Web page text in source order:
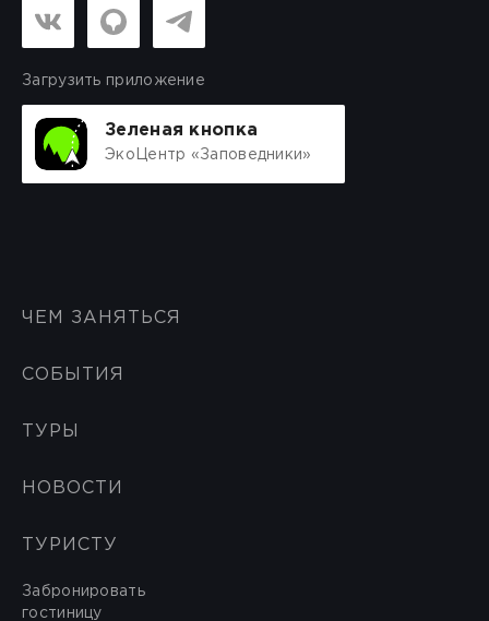
Загрузить приложение
Зеленая кнопка
ЭкоЦентр «Заповедники»
ЧЕМ ЗАНЯТЬСЯ
СОБЫТИЯ
ТУРЫ
НОВОСТИ
ТУРИСТУ
Забронировать
гостиницу